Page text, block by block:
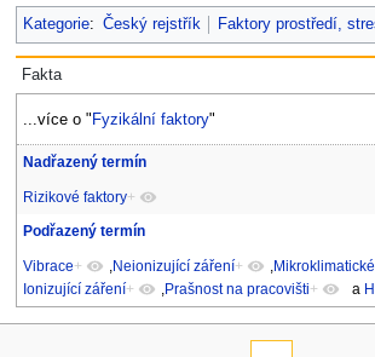
Kategorie: Český rejstřík Faktory prostředí,
Fakta
...více o " Fyzikální faktory"
Nadřazený termín
Rizikové faktory+
Podřazený termín
Vibrace+ ,Neionizující záření+ ,
Ionizující záření+ ,Prašnost na pracovišti+ a